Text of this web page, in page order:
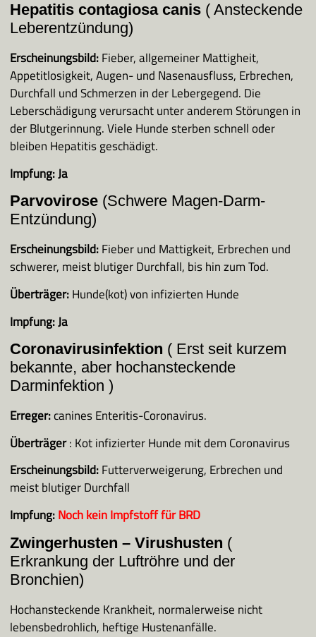
Ansprechpartner
Kontakt, Downloads
Unsere Sponsoren/Partner
Hepatitis contagiosa canis ( Ansteckende
Leberentzündung)
Erscheinungsbild:Fieber, allgemeiner Mattigheit,
Appetitlosigkeit, Augen- und Nasenausfluss, Erbrechen,
Durchfall und Schmerzen in der Lebergegend. Die
Leberschädigung verursacht unter anderem Störungen in
der Blutgerinnung. Viele Hunde sterben schnell oder
bleiben Hepatitis geschädigt.
Impfung:Ja
Parvovirose (Schwere Magen-Darm-
Entzündung)
Erscheinungsbild:Fieber und Mattigkeit, Erbrechen und
schwerer, meist blutiger Durchfall, bis hin zum Tod.
Überträger:Hunde(kot) von infizierten Hunde
Impfung:Ja
Coronavirusinfektion ( Erst seit kurzem
bekannte, aber hochansteckende
Darminfektion )
Erreger:canines Enteritis-Coronavirus.
Überträger: Kot infizierter Hunde mit dem Coronavirus
Erscheinungsbild:Futterverweigerung, Erbrechen und
meist blutiger Durchfall
Impfung:Noch kein Impfstoff für BRD
Zwingerhusten – Virushusten (
Erkrankung der Luftröhre und der
Bronchien)
Hochansteckende Krankheit, normalerweise nicht
lebensbedrohlich, heftige Hustenanfälle.